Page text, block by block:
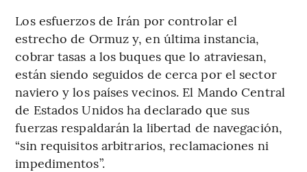
Los esfuerzos de Irán por controlar el
estrecho de Ormuz y, en última instancia,
cobrar tasas a los buques que lo atraviesan,
están siendo seguidos de cerca por el sector
naviero y los países vecinos. El Mando Central
de Estados Unidos ha declarado que sus
fuerzas respaldarán la libertad de navegación,
“sin requisitos arbitrarios, reclamaciones ni
impedimentos”.